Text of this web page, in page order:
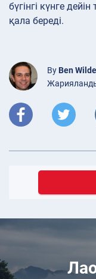
бүгінгі күнге
қала береді.
By Ben
Жарияланды